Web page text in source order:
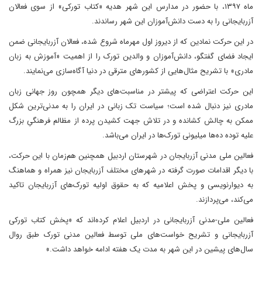
ماه ۱۳۹۷، با حضور در مدارس این شهر هدیه «کتاب‌ تورکی» از سوی فعالان
آزربایجانی را به دست دانش‌آموزان این شهر رساندند.
در این حرکت نمادین که از دیروز اول مهرماه شروع شده، فعالان آزربایجانی ضمن
ایجاد فضای گفتگو، دانش‌آموزان و والدین تورک را از اهمیت «آموزش به زبان
مادری» با تشریح مثال‌هایی از کشورهای مترقی در دنیا آگاه‌سازی می‌نمایند.
این حرکت اعتراضی که پیشتر در مناسبت‌های دیگر همچون روز جهانی زبان
مادری نیز دنبال شده است؛ سیاست تک زبانی در ایران را به مدنی‌ترین شکل
ممکن به چالش کشانده و در تلاش جهت کشیدن پرده از مظالم فرهنگیِ بزرگ
علیه توده ده‌ها میلیونی تورک‌ها در ایران می‌باشد.
فعالین ملی مدنی آزربایجان در شهرستان اردبیل همچنین هم‌زمان با این حرکت،
با دیگر اقدامات صورت گرفته در شهرهای مختلف آزربایجان نیز همراه و هماهنگ
به دیوارنویسی و پخش اعلامیه که به حقوق اولیه تورک‌های آزربایجان تاکید
می‌کند، می‌پردازند.
فعالین ملی-مدنی آزربایجانی در اردبیل اعلام کرده‌اند که «پخش کتاب تورکی
آزربایجانی و تشریح خواست‌های ملی توسط فعالین مدنی تورک طبق روال
سال‌های پیشین در این شهر به مدت یک هفته ادامه خواهد داشت.»